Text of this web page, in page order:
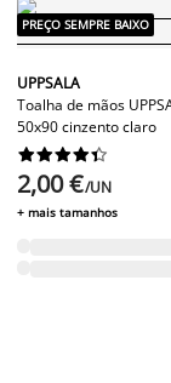
PREÇO SEMPRE BAIXO
UPPSALA
Toalha de mãos
50x90 cinzento claro






2,00 €/UN
+ mais tamanhos